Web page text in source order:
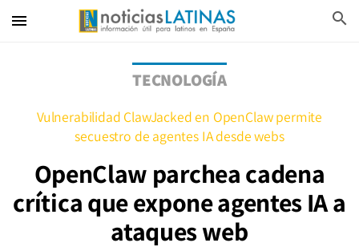
menu search
TECNOLOGÍA
Vulnerabilidad ClawJacked en OpenClaw permite
secuestro de agentes IA desde webs
OpenClaw parchea cadena
crítica que expone agentes IA a
ataques web